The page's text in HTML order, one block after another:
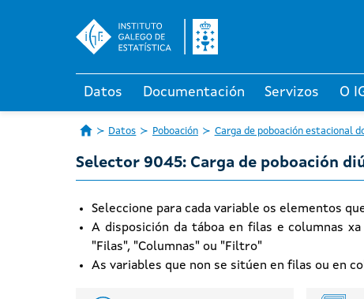
Datos Documentación Servizos O
Datos Poboación Carga de poboación estacional
Selector 9045: Carga de poboación
Seleccione para cada variable os elementos
A disposición da táboa en filas e columnas
"Filas", "Columnas" ou "Filtro"
As variables que non se sitúen en filas ou en